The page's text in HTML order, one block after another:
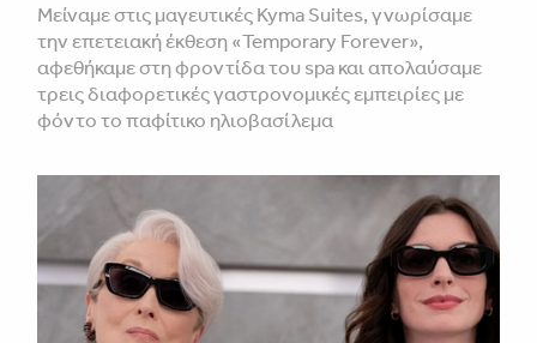
Μείναμε στις μαγευτικές Kyma Suites, γνωρίσαμε
την επετειακή έκθεση «Temporary Forever»,
αφεθήκαμε στη φροντίδα του spa και απολαύσαμε
τρεις διαφορετικές γαστρονομικές εμπειρίες με
φόντο το παφίτικο ηλιοβασίλεμα